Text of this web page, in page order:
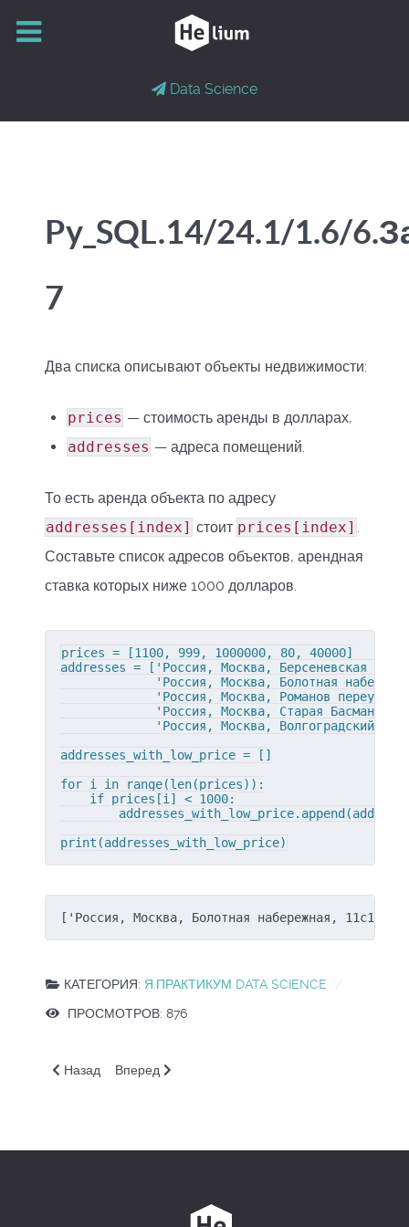
Data Science
Py_SQL.14/24.1/1.6/
7
Два списка описывают объекты недвижимости:
prices — стоимость аренды в долларах,
addresses — адреса помещений.
То есть аренда объекта по адресу
addresses[index] стоит prices[index] .
Составьте список адресов объектов, арендная
ставка которых ниже 1000 долларов.
prices = [1100, 999, 1000000, 80, 40000]
addresses = ['Россия, Москва, Берсеневская
'Россия, Москва, Болотная
'Россия, Москва, Романов переулок,
'Россия, Москва, Старая Басманная
'Россия, Москва, Волгоградский
addresses_with_low_price = []
for i in range(len(prices)):
    if prices[i] < 1000:
print(addresses_with_low_price)
['Россия, Москва, Болотная набережная, 11с1',
КАТЕГОРИЯ: Я.ПРАКТИКУМ DATA SCIENCE
ПРОСМОТРОВ: 876
Предыдущий: Py_SQL.14/24.1/1.6/6.Задача 8
Назад Следующий: Py_SQL.14/24.1/1.6/6.Задача 6
Вперед